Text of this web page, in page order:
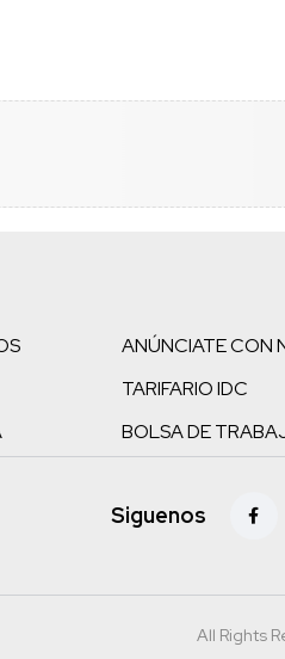
ANÚNCIATE CON
TARIFARIO IDC
BOLSA DE
Siguenos
All Rights